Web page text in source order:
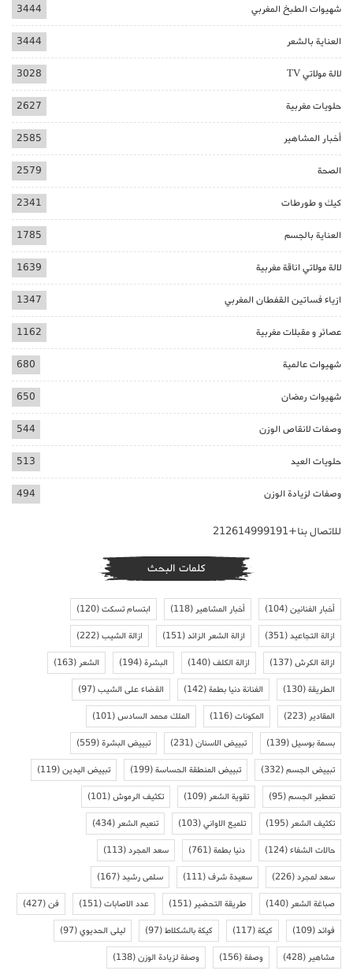
شهيوات الطبخ المغربي 3444
العناية بالشعر 3444
لالة مولاتي TV 3028
حلويات مغربية 2627
أخبار المشاهير 2585
الصحة 2579
كيك و طورطات 2341
العناية بالجسم 1785
لالة مولاتي اناقة مغربية 1639
ازياء فساتين القفطان المغربي 1347
عصائر و مقبلات مغربية 1162
شهيوات عالمية 680
شهيوات رمضان 650
وصفات لانقاص الوزن 544
حلويات العيد 513
وصفات لزيادة الوزن 494
للاتصال بنا+212614999191
كلمات البحث
أخبار الفنانين(104) أخبار المشاهير(118) ابتسام تسكت(120)
ازالة التجاعيد(351) ازالة الشعر الزائد(151) ازالة الشيب(222)
ازالة الكرش(137) ازالة الكلف(140) البشرة(194) الشعر(163)
الطريقة(130) الفنانة دنيا بطمة(142) القضاء على الشيب(97)
المقادير(223) المكونات(116) الملك محمد السادس(101)
بسمة بوسيل(139) تبييض الاسنان(231) تبييض البشرة(559)
تبييض الجسم(332) تبييض المنطقة الحساسة(199) تبييض اليدين(119)
تعطير الجسم(95) تقوية الشعر(109) تكثيف الرموش(101)
تكثيف الشعر(195) تلميع الاواني(103) تنعيم الشعر(434)
حالات الشفاء(124) دنيا بطمة(761) سعد المجرد(113)
سعد لمجرد(226) سعيدة شرف(111) سلمى رشيد(167)
صباغة الشعر(140) طريقة التحضير(151) عدد الاصابات(151) فن(427)
فوائد(109) كيكة(117) كيكة بالشكلاط(97) ليلى الحديوي(97)
مشاهير(428) وصفة(156) وصفة لزيادة الوزن(138)